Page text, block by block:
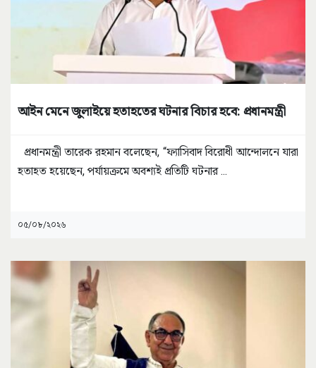
আইন মেনে জুলাইয়ে হতাহতের ঘটনার বিচার হবে: প্রধানমন্ত্রী
প্রধানমন্ত্রী তারেক রহমান বলেছেন, “ফ্যাসিবাদ বিরোধী আন্দোলনে যারা
হতাহত হয়েছেন, পর্যায়ক্রমে অবশ্যই প্রতিটি ঘটনার...
০৫/০৮/২০২৬